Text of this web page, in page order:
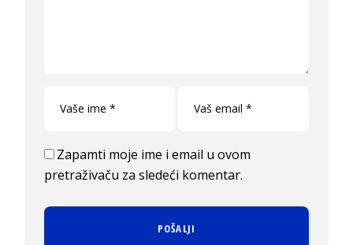
Zapamti moje ime i email u ovom
pretraživaču za sledeći komentar.